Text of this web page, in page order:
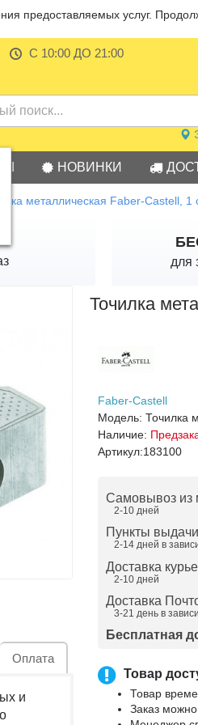
предоставляемых услуг.
С 10:00 ДО 21:00
НОВИНКИ
металлическая Faber-Castell, 1
для
Оплата
и
Точилка
Faber-Castell
Модель: Точилка
Наличие:
Артикул:183100
Самовывоз из
2-10 дней
Пункты выдачи
2-14 дней в
Доставка
2-10 дней
Доставка
3-21 день в
Бесплатная
Товар
Товар
Заказ